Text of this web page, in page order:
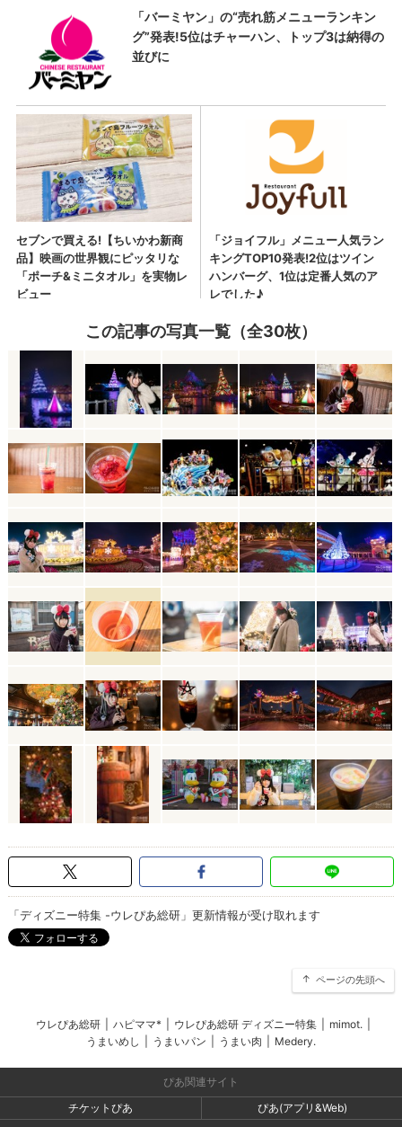
この記事の写真一覧（全30枚）
「ディズニー特集 -ウレぴあ総研」更新情報が受け取れます
ページの先頭へ
ウレぴあ総研 ハピママ* ウレぴあ総研 ディズニー特集 mimot.
うまいめし
うまいパン うまい肉 Medery.
ぴあ関連サイト
チケットぴあ
ぴあ(アプリ&Web)